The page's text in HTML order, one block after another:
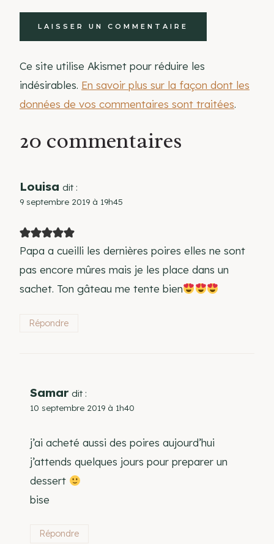
Ce site utilise Akismet pour réduire les
indésirables. En savoir plus sur la façon dont les
données de vos commentaires sont traitées.
20 commentaires
Louisa dit :
9 septembre 2019 à 19h45
Papa a cueilli les dernières poires elles ne sont
pas encore mûres mais je les place dans un
sachet. Ton gâteau me tente bien
Répondre
Samar dit :
10 septembre 2019 à 1h40
j’ai acheté aussi des poires aujourd’hui
j’attends quelques jours pour preparer un
dessert
bise
Répondre